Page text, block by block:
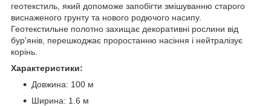
геотекстиль, який допоможе запобігти змішуванню старого
виснаженого грунту та нового родючого насипу.
Геотекстильне полотно захищає декоративні рослини від
бур'янів, перешкоджає проростанню насіння і нейтралізує
корінь.
Характеристики:
Довжина: 100 м
Ширина: 1.6 м